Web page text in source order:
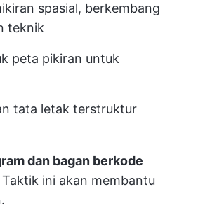
spasial, berkembang
teknik
peta pikiran untuk
tata letak terstruktur
dan bagan berkode
ini akan membantu